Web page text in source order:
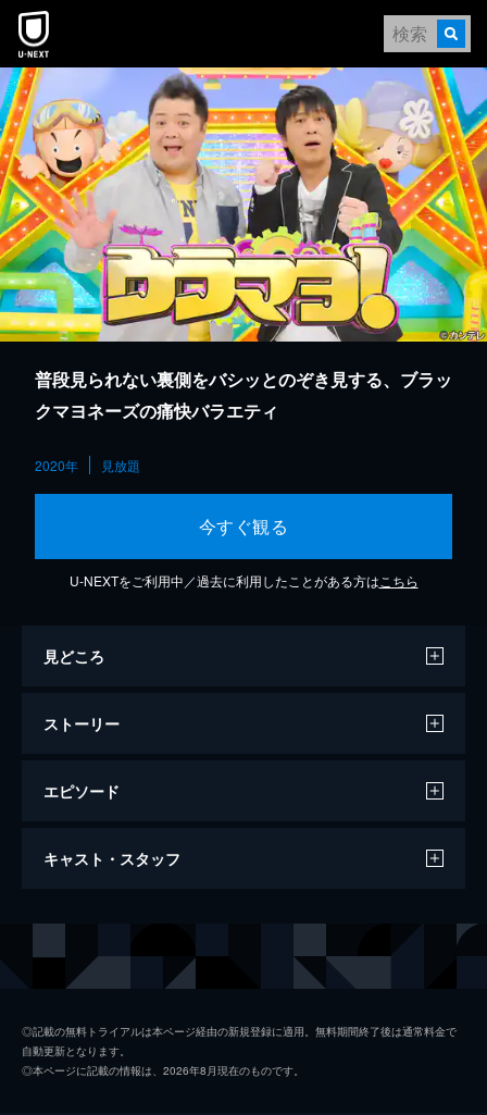
本文へスキップ
普段見られない裏側をバシッとのぞき見する、ブラッ
クマヨネーズの痛快バラエティ
2020年 見放題
今すぐ観る
U-NEXTをご利用中／過去に利用したことがある方は こちら
見どころ
ストーリー
エピソード
#757 クイズ！その家まるごとまとめてハ
上にある長ーい平屋&ジャパンディな中古リ
いる人は必見のプロが教えるお得に家を購入
#758 ひと呼んで○○！ついた異名で大ヒッ
トの裏側
キャスト・スタッフ
◎記載の無料トライアルは本ページ経由の新規登録に適用。無料期間終了後は通常料金で
自動更新となります。
◎本ページに記載の情報は、2026年8月現在のものです。